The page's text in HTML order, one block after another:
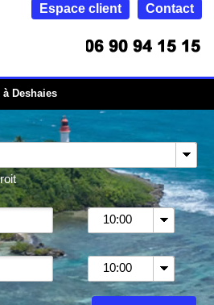
Contact
Espace client
Deshaies
10:00
10:00